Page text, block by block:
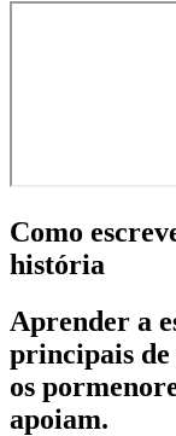
Como
história
Aprender a
principais
os
apoiam.